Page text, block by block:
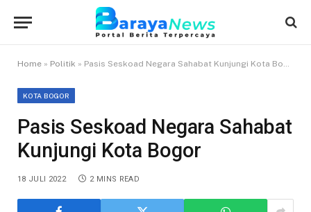
Home » Politik » Pasis Seskoad Negara Sahabat Kunjungi Kota Bogor
KOTA BOGOR
Pasis Seskoad Negara Sahabat
Kunjungi Kota Bogor
18 JULI 2022 2 MINS READ